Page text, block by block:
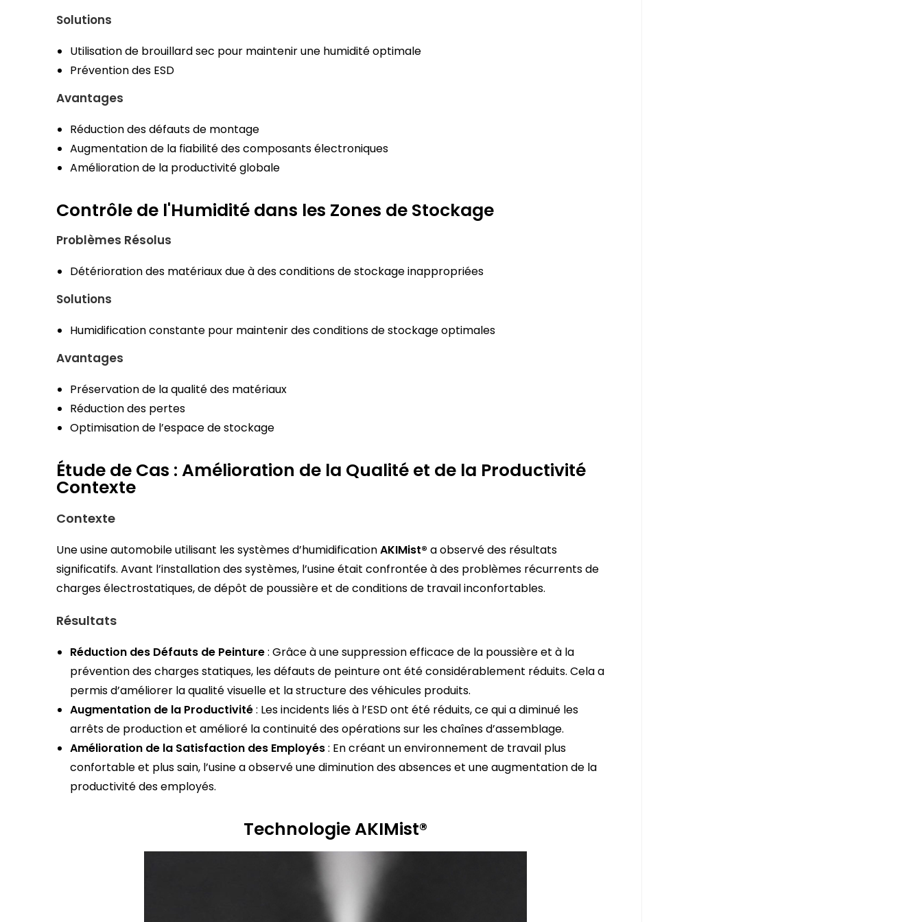
Solutions
Utilisation de brouillard sec pour maintenir une humidité optimale
Prévention des ESD
Avantages
Réduction des défauts de montage
Augmentation de la fiabilité des composants électroniques
Amélioration de la productivité globale
Contrôle de l'Humidité dans les Zones de Stockage
Problèmes Résolus
Détérioration des matériaux due à des conditions de stockage inappropriées
Solutions
Humidification constante pour maintenir des conditions de stockage optimales
Avantages
Préservation de la qualité des matériaux
Réduction des pertes
Optimisation de l’espace de stockage
Étude de Cas : Amélioration de la Qualité et de la Productivité
Contexte
Contexte
Une usine automobile utilisant les systèmes d’humidificationAKIMist® a observé des résultats
significatifs. Avant l’installation des systèmes, l’usine était confrontée à des problèmes récurrents de
charges électrostatiques, de dépôt de poussière et de conditions de travail inconfortables.
Résultats
Réduction des Défauts de Peinture: Grâce à une suppression efficace de la poussière et à la
prévention des charges statiques, les défauts de peinture ont été considérablement réduits. Cela a
permis d’améliorer la qualité visuelle et la structure des véhicules produits.
Augmentation de la Productivité: Les incidents liés à l’ESD ont été réduits, ce qui a diminué les
arrêts de production et amélioré la continuité des opérations sur les chaînes d’assemblage.
Amélioration de la Satisfaction des Employés: En créant un environnement de travail plus
confortable et plus sain, l’usine a observé une diminution des absences et une augmentation de la
productivité des employés.
Technologie AKIMist®